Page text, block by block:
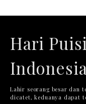
Hari
Indonesia
Lahir seorang besar dan
dicatet, keduanya dapat